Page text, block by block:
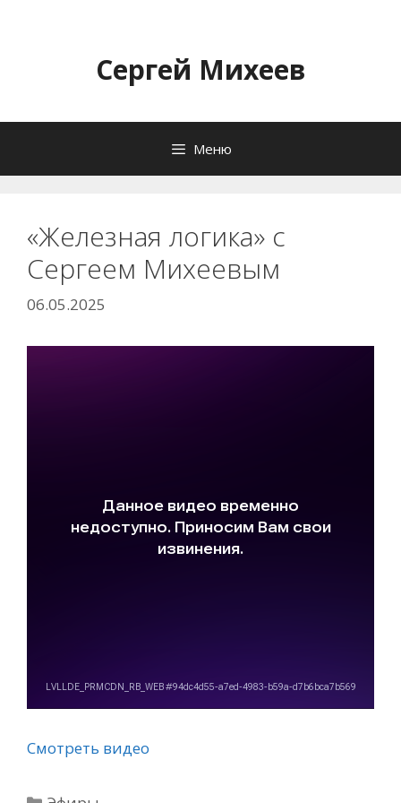
содержимомуСергей Михеев
Меню
«Железная логика» с
Сергеем Михеевым
06.05.2025
Смотреть видео